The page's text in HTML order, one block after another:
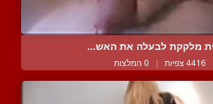
מלקקת לבעלה את האש...
4416 צפיות | 0 המלצות